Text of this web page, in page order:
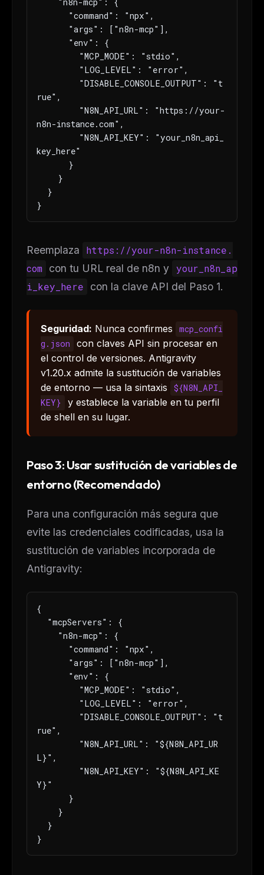
rue",
n8n-instance.com",
key_here"
}
Reemplaza
https://your-n8n-instance.
com con tu URL real de n8n y your_n8n_ap
i_key_here
con la clave API del Paso 1.
Seguridad: Nunca confirmes
mcp_confi
g.json
con claves API sin procesar en
el control de versiones. Antigravity
v1.20.x admite la sustitución de variables
de entorno — usa la sintaxis
${N8N_API_
KEY}
y establece la variable en tu perfil
de shell en su lugar.
Paso 3: Usar sustitución de variables de
entorno (Recomendado)
Para una configuración más segura que
evite las credenciales codificadas, usa la
sustitución de variables incorporada de
Antigravity:
{
rue",
L}",
Y}"
}
The weekly digest forAI builders
Curated MCP picks, agent skills, rules, and LLM
workflow updates — one email, no noise.
Get the weekly digest